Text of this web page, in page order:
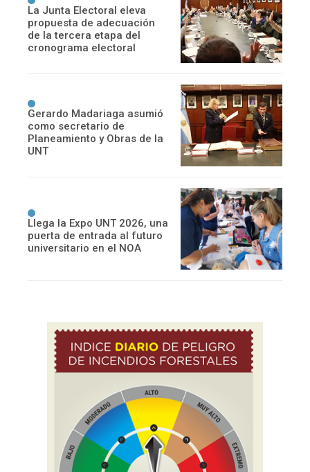
La Junta Electoral eleva
propuesta de adecuación
de la tercera etapa del
cronograma electoral
Gerardo Madariaga asumió
como secretario de
Planeamiento y Obras de la
UNT
Llega la Expo UNT 2026, una
puerta de entrada al futuro
universitario en el NOA